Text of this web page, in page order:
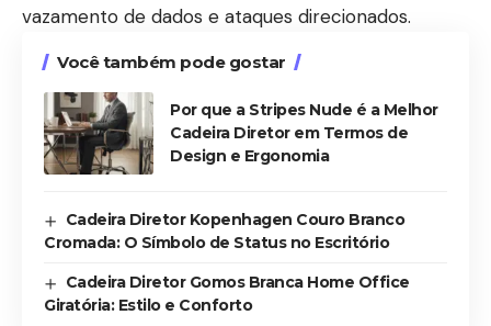
vazamento de dados e ataques direcionados.
Você também pode gostar
Por que a Stripes Nude é a Melhor
Cadeira Diretor em Termos de
Design e Ergonomia
Cadeira Diretor Kopenhagen Couro Branco
Cromada: O Símbolo de Status no Escritório
Cadeira Diretor Gomos Branca Home Office
Giratória: Estilo e Conforto